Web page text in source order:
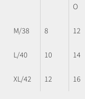
O
M/38 8 12
L/40 10 14
XL/42 12 16